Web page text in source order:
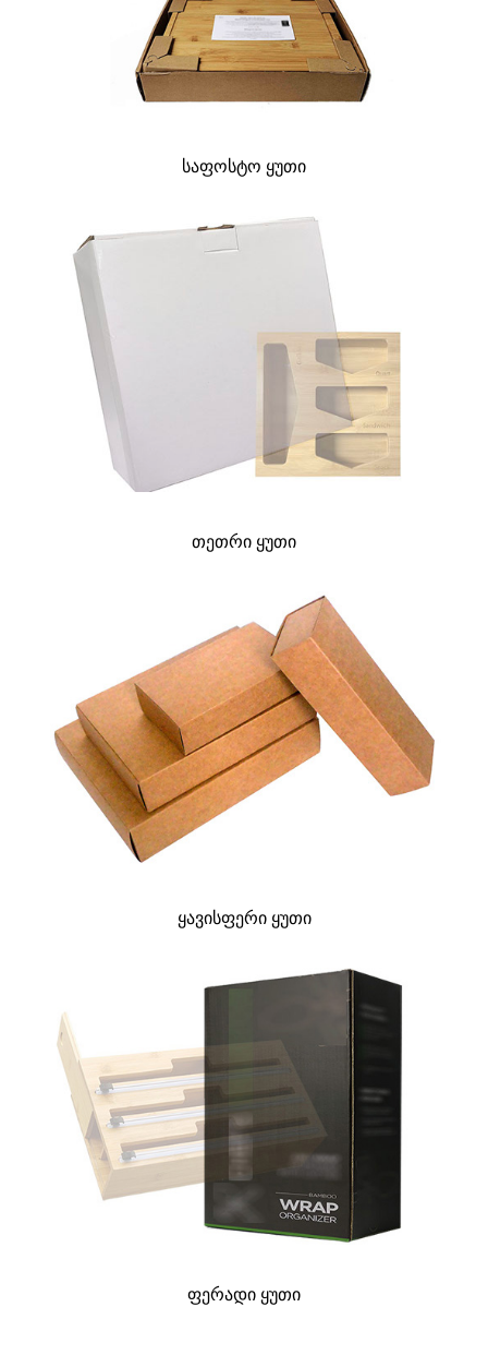
საფოსტო ყუთი
თეთრი ყუთი
ყავისფერი ყუთი
ფერადი ყუთი